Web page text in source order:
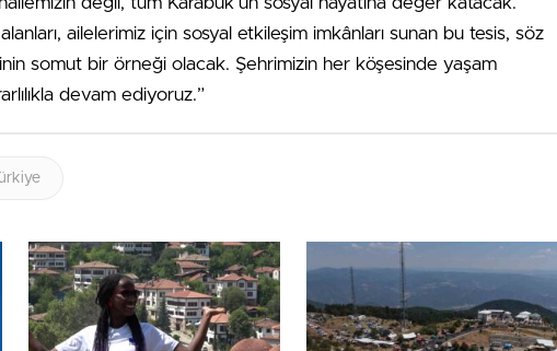
ailelerimiz için sosyal etkileşim imkânları sunan bu tesis, söz
somut bir örneği olacak. Şehrimizin her köşesinde yaşam
devam ediyoruz.”